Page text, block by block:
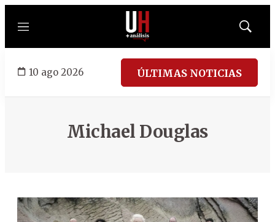
Menú
Mostrar
10 ago 2026 ÚLTIMAS NOTICIAS
Michael Douglas